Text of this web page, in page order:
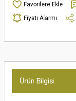
Fiyatı Alarmı
Ürün Bilgisi